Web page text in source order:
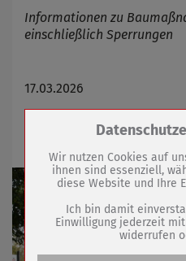
Informationen zu
einschließlich Sperrungen
17.03.2026
Gedenken an
Zum Betrieb der Seite
Name
PHP Session
Anbieter
Eigentümer
Wenselaar
Absicherung
Wir nutzen Cookies auf
ihnen sind essenziell,
diese Website und Ihre
Ich bin damit
Einwilligung jederzeit
widerrufen